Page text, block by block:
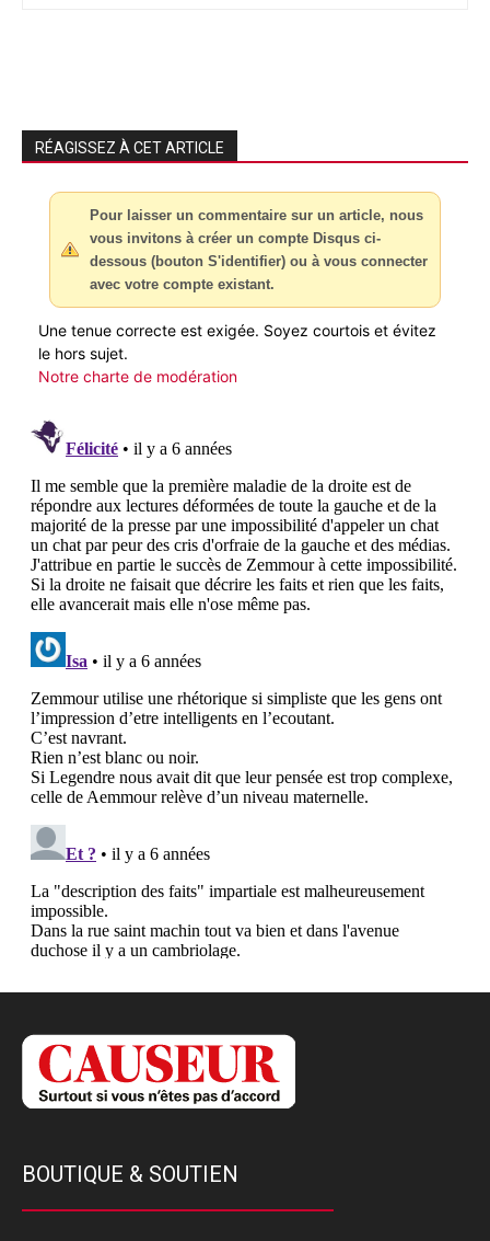
RÉAGISSEZ À CET ARTICLE
Pour laisser un commentaire sur un article, nous
vous invitons à créer un compte Disqus ci-
dessous (bouton S'identifier) ou à vous connecter
avec votre compte existant.
Une tenue correcte est exigée. Soyez courtois et évitez
le hors sujet.
Notre charte de modération
BOUTIQUE & SOUTIEN